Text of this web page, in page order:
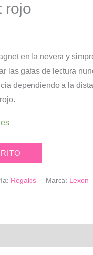
rojo
en la nevera y
las gafas de lectura
dependiendo a la
Regalos Marca: Lexon